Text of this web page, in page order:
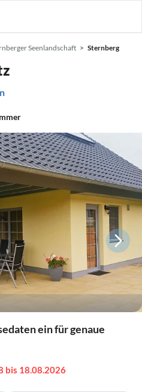
Seenlandschaft Sternberg
ein für genaue
bis 18.08.2026